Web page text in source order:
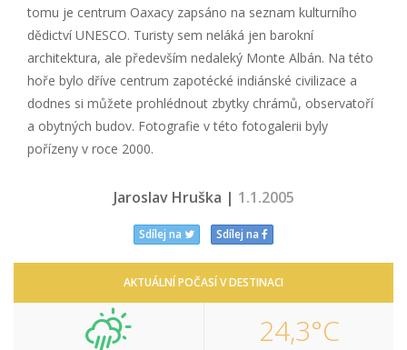
tomu je centrum Oaxacy zapsáno na seznam kulturního
dědictví UNESCO. Turisty sem neláká jen barokní
architektura, ale především nedaleký Monte Albán. Na této
hoře bylo dříve centrum zapotécké indiánské civilizace a
dodnes si můžete prohlédnout zbytky chrámů, observatoří
a obytných budov. Fotografie v této fotogalerii byly
pořízeny v roce 2000.
Jaroslav Hruška | 1.1.2005
Sdílej na Sdílej na
AKTUÁLNÍ POČASÍ V DESTINACI
24,3°C